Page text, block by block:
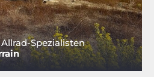
Spezialisten